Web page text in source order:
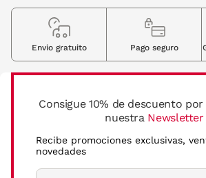
Consigue 10% de descuento
nuestra Newsletter
Recibe promociones exclusivas,
novedades
Envio gratuito Pago seguro